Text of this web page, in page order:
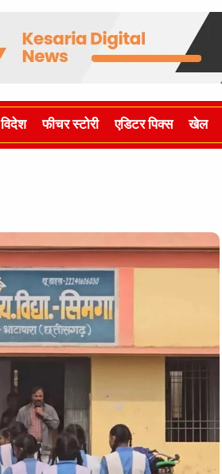
विदेश फीचर स्टोरी एडिटर पिक्स खेल